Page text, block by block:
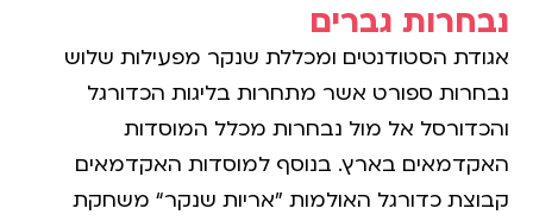
נבחרות גברים
אגודת הסטודנטים ומכללת שנקר מפעילות שלוש
נבחרות ספורט אשר מתחרות בליגות הכדורגל
והכדורסל אל מול נבחרות מכלל המוסדות
האקדמאים בארץ. בנוסף למוסדות האקדמאים
קבוצת כדורגל האולמות ”אריות שנקר“ משחקת